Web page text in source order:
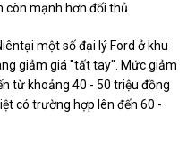
còn mạnh hơn đối thủ.
một số đại lý Ford ở khu
giảm giá "tất tay". Mức giảm
từ khoảng 40 - 50 triệu đồng
có trường hợp lên đến 60 -